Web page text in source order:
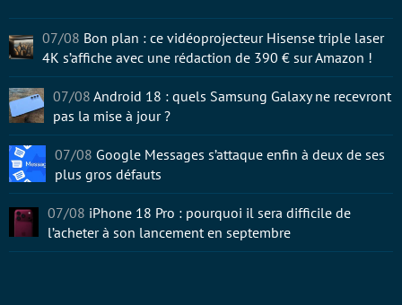
07/08 Bon plan : ce vidéoprojecteur Hisense triple laser
4K s’affiche avec une rédaction de 390 € sur Amazon !
07/08 Android 18 : quels Samsung Galaxy ne recevront
pas la mise à jour ?
07/08 Google Messages s’attaque enfin à deux de ses
plus gros défauts
07/08 iPhone 18 Pro : pourquoi il sera difficile de
l’acheter à son lancement en septembre